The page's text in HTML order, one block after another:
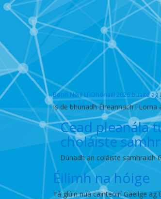
Bonn Néill Uí Dhónaill 2026 buaite
Is de bhunadh Éireannach í
Cead pleanála
choláiste
Dúnadh an coláiste samhraidh
Éilimh na hóige
Tá glúin nua cainteoirí Gaeilge